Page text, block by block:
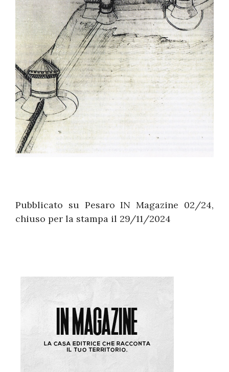
Pubblicato su Pesaro IN Magazine 02/24,
chiuso per la stampa il 29/11/2024